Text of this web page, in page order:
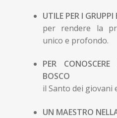
UTILE PER I GRUPPI
per rendere la
unico e profondo.
PER
BOSCO
il Santo dei giovani
UN MAESTRO